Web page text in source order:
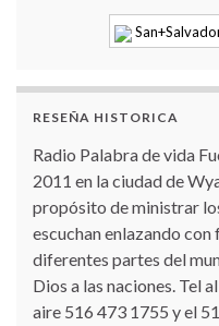
RESEÑA HISTORICA
Radio Palabra de vida
2011 en la ciudad de
propósito de ministrar
escuchan enlazando con
diferentes partes del
Dios a las naciones. Tel
aire 516 473 1755 y el